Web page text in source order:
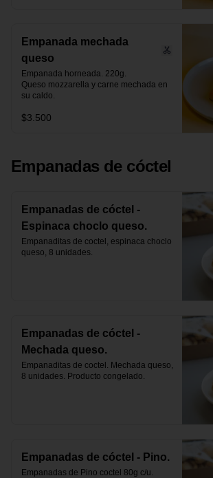
Empanada mechada
queso
Empanada horneada. 220g.
Queso mozzarella y carne mechada en
su caldo.
$3.500
Empanadas de cóctel
Empanadas de cóctel -
Espinaca choclo queso.
Empanaditas de coctel, espinaca choclo
queso, 8 unidades.
Empanadas de cóctel -
Mechada queso.
Empanaditas de coctel. Mechada queso,
8 unidades. Producto congelado.
Empanadas de cóctel - Pino.
Empanadas de Pino coctel 80g c/u.